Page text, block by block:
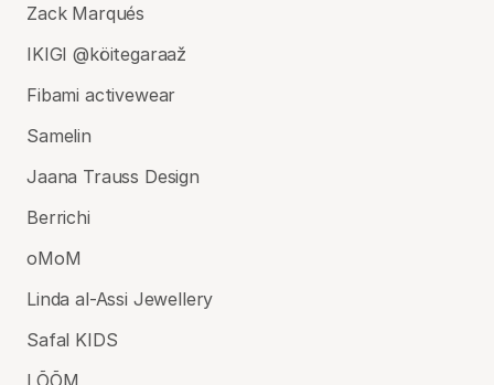
Zack Marqués
IKIGI @köitegaraaž
Fibami activewear
Samelin
Jaana Trauss Design
Berrichi
oMoM
Linda al-Assi Jewellery
Safal KIDS
LÕÕM